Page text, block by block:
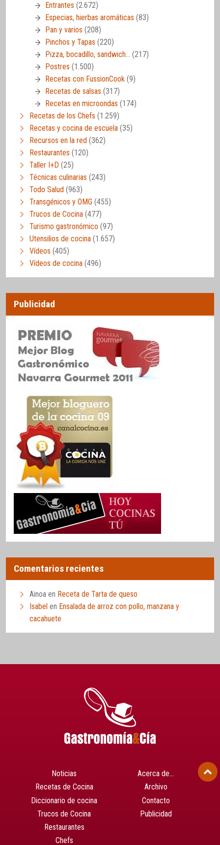
Entrantes (2.672)
Especias, hierbas aromáticas (83)
Pan y varios (208)
Pinchos y Tapas (220)
Pizza, bocadillo, sandwich… (217)
Postres (1.500)
Recetas con FussionCook (9)
Recetas de salsas (317)
Recetas en microondas (174)
Recetas de los Chefs (1.259)
Recetas y cocina de escuela (35)
Recursos en la red (362)
Restaurantes (120)
Taller I+D (25)
Técnicas culinarias (243)
Todo Salud (963)
Transgénicos y OMG (455)
Trucos de Cocina (477)
Turismo gastronómico (97)
Utensilios de cocina (1.657)
Vídeos (405)
Vídeos de cocina (496)
Publicidad
Comentarios recientes
Ainoa en Receta de Tarta de queso
Isabel en Ensalada de arroz con pollo, manzana y
cacahuete
Noticias
Recetas de Cocina
Diccionario de cocina
Trucos de Cocina
Restaurantes
Chefs
Acerca de…
Archivo
Contacto
Publicidad